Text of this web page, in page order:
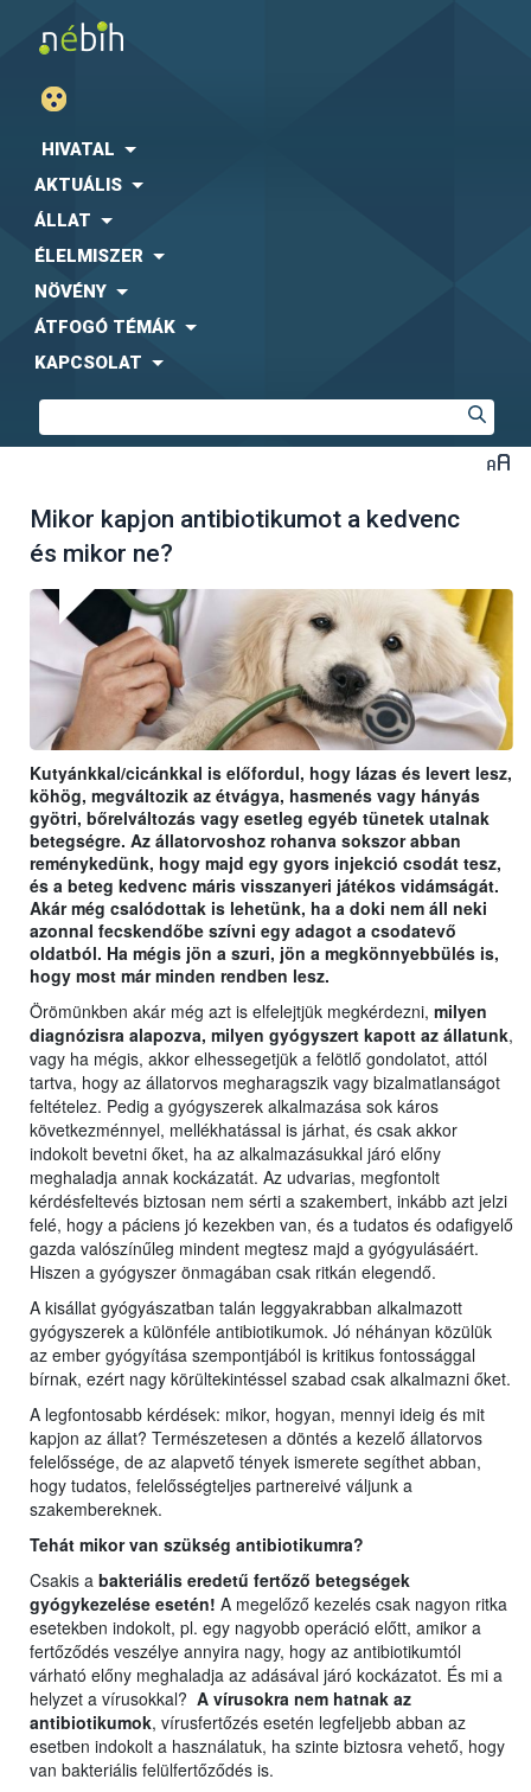
HIVATAL
AKTUÁLIS
ÁLLAT
ÉLELMISZER
NÖVÉNY
ÁTFOGÓ TÉMÁK
KAPCSOLAT
Mikor kapjon antibiotikumot a kedvenc
és mikor ne?
Kutyánkkal/cicánkkal is előfordul, hogy lázas és levert lesz,
köhög, megváltozik az étvágya, hasmenés vagy hányás
gyötri, bőrelváltozás vagy esetleg egyéb tünetek utalnak
betegségre. Az állatorvoshoz rohanva sokszor abban
reménykedünk, hogy majd egy gyors injekció csodát tesz,
és a beteg kedvenc máris visszanyeri játékos vidámságát.
Akár még csalódottak is lehetünk, ha a doki nem áll neki
azonnal fecskendőbe szívni egy adagot a csodatevő
oldatból. Ha mégis jön a szuri, jön a megkönnyebbülés is,
hogy most már minden rendben lesz.
Örömünkben akár még azt is elfelejtjük megkérdezni, milyen
diagnózisra alapozva, milyen gyógyszert kapott az állatunk,
vagy ha mégis, akkor elhessegetjük a felötlő gondolatot, attól
tartva, hogy az állatorvos megharagszik vagy bizalmatlanságot
feltételez. Pedig a gyógyszerek alkalmazása sok káros
következménnyel, mellékhatással is járhat, és csak akkor
indokolt bevetni őket, ha az alkalmazásukkal járó előny
meghaladja annak kockázatát. Az udvarias, megfontolt
kérdésfeltevés biztosan nem sérti a szakembert, inkább azt jelzi
felé, hogy a páciens jó kezekben van, és a tudatos és odafigyelő
gazda valószínűleg mindent megtesz majd a gyógyulásáért.
Hiszen a gyógyszer önmagában csak ritkán elegendő.
A kisállat gyógyászatban talán leggyakrabban alkalmazott
gyógyszerek a különféle antibiotikumok. Jó néhányan közülük
az ember gyógyítása szempontjából is kritikus fontossággal
bírnak, ezért nagy körültekintéssel szabad csak alkalmazni őket.
A legfontosabb kérdések: mikor, hogyan, mennyi ideig és mit
kapjon az állat? Természetesen a döntés a kezelő állatorvos
felelőssége, de az alapvető tények ismerete segíthet abban,
hogy tudatos, felelősségteljes partnereivé váljunk a
szakembereknek.
Tehát mikor van szükség antibiotikumra?
Csakis a bakteriális eredetű fertőző betegségek
gyógykezelése esetén! A megelőző kezelés csak nagyon ritka
esetekben indokolt, pl. egy nagyobb operáció előtt, amikor a
fertőződés veszélye annyira nagy, hogy az antibiotikumtól
várható előny meghaladja az adásával járó kockázatot. És mi a
helyzet a vírusokkal? A vírusokra nem hatnak az
antibiotikumok, vírusfertőzés esetén legfeljebb abban az
esetben indokolt a használatuk, ha szinte biztosra vehető, hogy
van bakteriális felülfertőződés is.